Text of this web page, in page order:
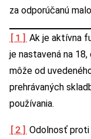
za odporúčanú
[1] Ak je aktívna
je nastavená na
môže od
prehrávaných
používania.
[2] Odolnosť proti